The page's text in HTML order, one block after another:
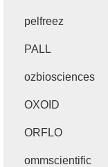
pelfreez
PALL
ozbiosciences
OXOID
ORFLO
ommscientific